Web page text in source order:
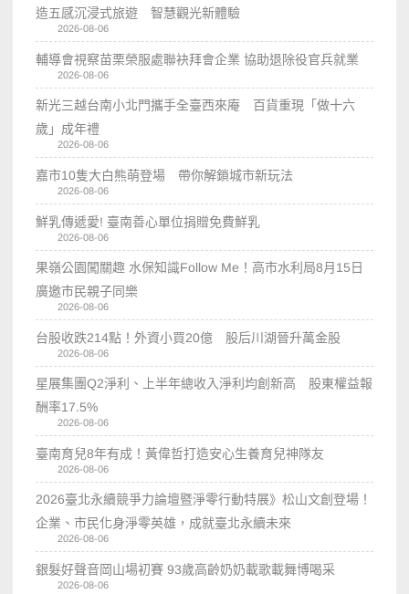
造五感沉浸式旅遊 智慧觀光新體驗
2026-08-06
輔導會視察苗栗榮服處聯袂拜會企業 協助退除役官兵就業
2026-08-06
新光三越台南小北門攜手全臺西來庵 百貨重現「做十六
歲」成年禮
2026-08-06
嘉市10隻大白熊萌登場 帶你解鎖城市新玩法
2026-08-06
鮮乳傳遞愛! 臺南善心單位捐贈免費鮮乳
2026-08-06
果嶺公園闖關趣 水保知識Follow Me！高市水利局8月15日
廣邀市民親子同樂
2026-08-06
台股收跌214點！外資小買20億 股后川湖晉升萬金股
2026-08-06
星展集團Q2淨利、上半年總收入淨利均創新高 股東權益報
酬率17.5%
2026-08-06
臺南育兒8年有成！黃偉哲打造安心生養育兒神隊友
2026-08-06
2026臺北永續競爭力論壇暨淨零行動特展》松山文創登場！
企業、市民化身淨零英雄，成就臺北永續未來
2026-08-06
銀髮好聲音岡山場初賽 93歲高齡奶奶載歌載舞博喝采
2026-08-06